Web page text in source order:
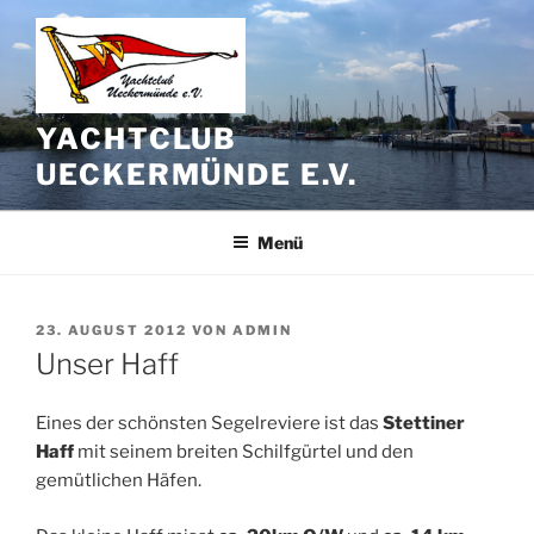
Zum
Inhalt
springen
YACHTCLUB
UECKERMÜNDE E.V.
Menü
VERÖFFENTLICHT
AM
23. AUGUST 2012 VON ADMIN
Unser Haff
Eines der schönsten Segelreviere ist das Stettiner
Haff mit seinem breiten Schilfgürtel und den
gemütlichen Häfen.